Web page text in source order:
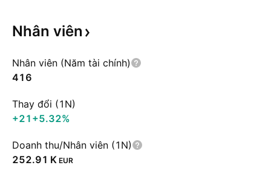
Nhân viên
Nhân viên (Năm tài chính)
416
Thay đổi (1N)
+21 +5.32%
Doanh thu/Nhân viên (1N)
‪252.91 K‬ EUR